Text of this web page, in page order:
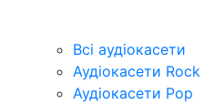
Всі аудіокасети
Аудіокасети Rock
Аудіокасети Pop